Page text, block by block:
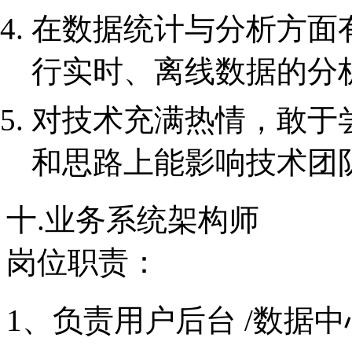
在数据统计与分析方面
行实时、离线数据的分
对技术充满热情，敢
和思路上能影响技术团
十.业务系统架构师
岗位职责：
1、负责用户后台 /数据